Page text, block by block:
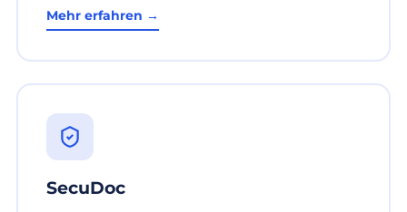
Mehr erfahren →
SecuDoc